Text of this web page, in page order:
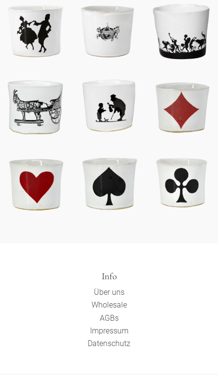
Info
Über uns
Wholesale
AGBs
Impressum
Datenschutz